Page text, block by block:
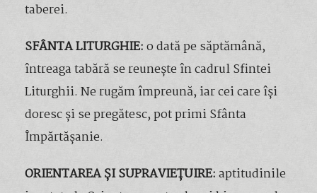
taberei.
SFÂNTA LITURGHIE:o dată pe săptămână,
întreaga tabără se reunește în cadrul Sfintei
Liturghii. Ne rugăm împreună, iar cei care își
doresc și se pregătesc, pot primi Sfânta
Împărtășanie.
ORIENTAREA ȘI SUPRAVIEȚUIRE:aptitudinile